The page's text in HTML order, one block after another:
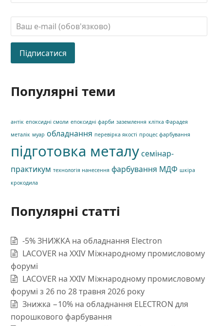
Популярні теми
антік епоксидні смоли епоксидні фарби заземлення клітка Фарадея
металік муар обладнання перевірка якості процес фарбування
підготовка металу семінар-
практикум технологія нанесення фарбування МДФ шкіра
крокодила
Популярні статті
-5% ЗНИЖКА на обладнання Electron
LACOVER на XXIV Міжнародному промисловому
форумі
LACOVER на XXIV Міжнародному промисловому
форумі з 26 по 28 травня 2026 року
Знижка −10% на обладнання ELECTRON для
порошкового фарбування